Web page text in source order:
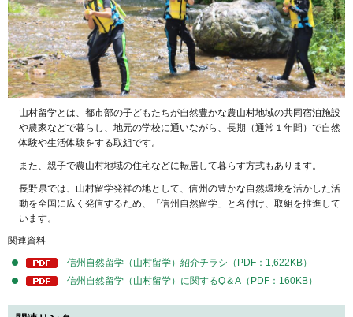
山村留学とは、都市部の子どもたちが自然豊かな農山村地域の共同宿泊施設
や農家などで暮らし、地元の学校に通いながら、長期（通常１年間）で自然
体験や生活体験をする取組です。
また、親子で農山村地域の住宅などに転居して暮らす方式もあります。
長野県では、山村留学発祥の地として、信州の豊かな自然環境を活かした活
動を全国に広く発信するため、「信州自然留学」と名付け、取組を推進して
います。
関連資料
信州自然留学（山村留学）紹介チラシ（PDF：1,622KB）
信州自然留学（山村留学）に関するQ＆A（PDF：160KB）